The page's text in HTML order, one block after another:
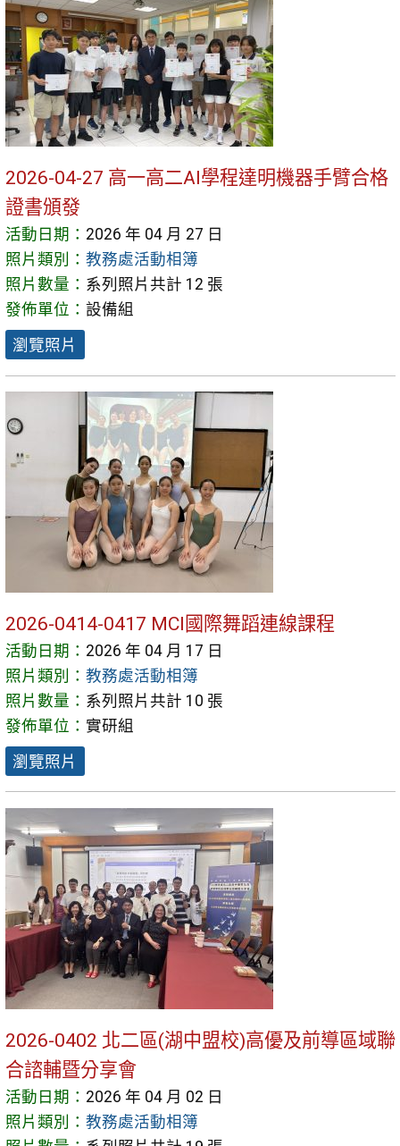
2026-04-27 高一高二AI學程達明機器手臂合格
證書頒發
活動日期： 2026 年 04 月 27 日
照片類別： 教務處活動相簿
照片數量： 系列照片共計 12 張
發佈單位： 設備組
瀏覽照片
2026-0414-0417 MCI國際舞蹈連線課程
活動日期： 2026 年 04 月 17 日
照片類別： 教務處活動相簿
照片數量： 系列照片共計 10 張
發佈單位： 實研組
瀏覽照片
2026-0402 北二區(湖中盟校)高優及前導區域聯
合諮輔暨分享會
活動日期： 2026 年 04 月 02 日
照片類別： 教務處活動相簿